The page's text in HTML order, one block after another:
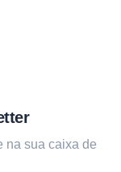
na sua caixa de